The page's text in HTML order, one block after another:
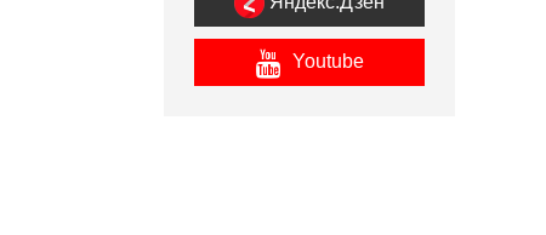
Youtube